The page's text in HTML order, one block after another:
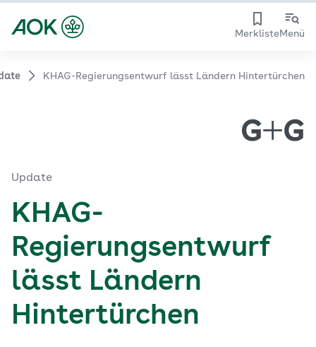
MerklisteMenü
KHAG-Regierungsentwurf lässt Ländern Hintertürchen
Update
KHAG-
Regierungsentwurf
lässt Ländern
Hintertürchen